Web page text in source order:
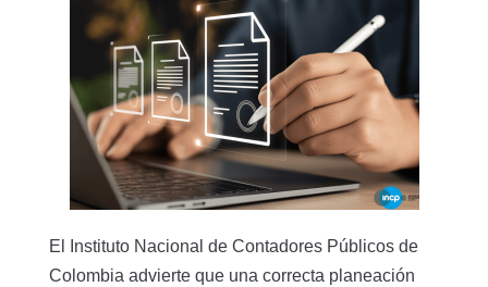
El Instituto Nacional de Contadores Públicos de
Colombia advierte que una correcta planeación